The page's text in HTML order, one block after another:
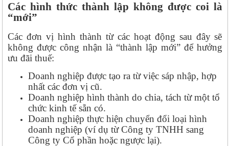
Các hình thức thành lập không được coi là
“mới”
Các đơn vị hình thành từ các hoạt động sau đây sẽ
không được công nhận là “thành lập mới” để hưởng
ưu đãi thuế:
Doanh nghiệp được tạo ra từ việc sáp nhập, hợp
nhất các đơn vị cũ.
Doanh nghiệp hình thành do chia, tách từ một tổ
chức kinh tế sẵn có.
Doanh nghiệp thực hiện chuyển đổi loại hình
doanh nghiệp (ví dụ từ Công ty TNHH sang
Công ty Cổ phần hoặc ngược lại).